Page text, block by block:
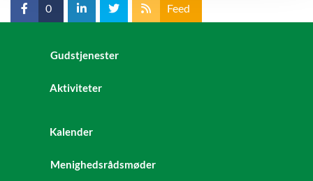
0 Feed
Gudstjenester
Aktiviteter
Kalender
Menighedsrådsmøder